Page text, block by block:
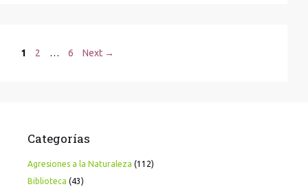
Page
1 Page
2 … Page
6 Next →
Categorías
Agresiones a la Naturaleza (112)
Biblioteca (43)